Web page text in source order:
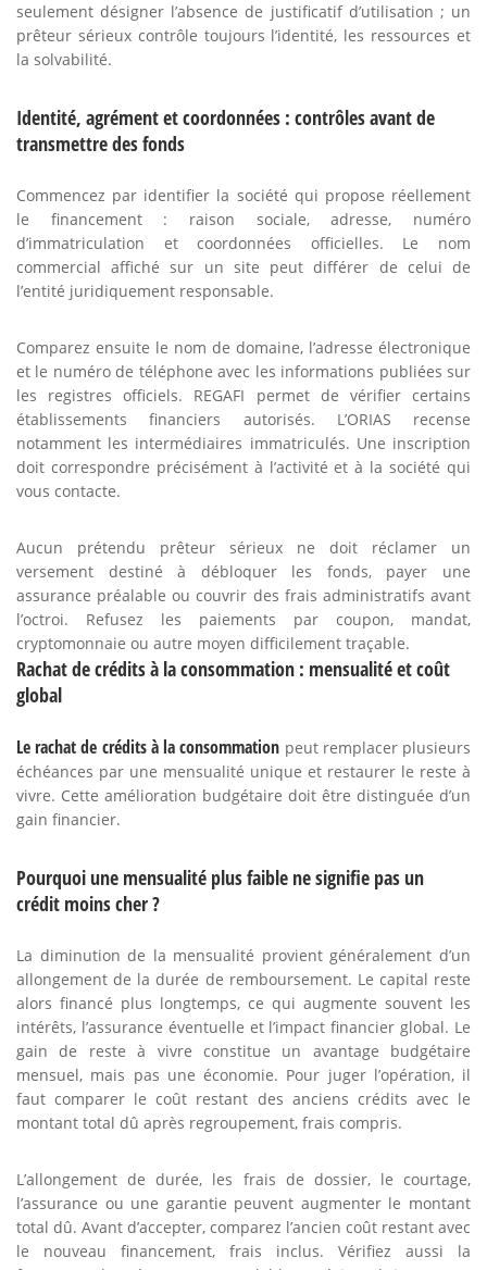
seulement désigner l’absence de justificatif d’utilisation ; un
prêteur sérieux contrôle toujours l’identité, les ressources et
la solvabilité.
Identité, agrément et coordonnées : contrôles avant de
transmettre des fonds
Commencez par identifier la société qui propose réellement
le financement : raison sociale, adresse, numéro
d’immatriculation et coordonnées officielles. Le nom
commercial affiché sur un site peut différer de celui de
l’entité juridiquement responsable.
Comparez ensuite le nom de domaine, l’adresse électronique
et le numéro de téléphone avec les informations publiées sur
les registres officiels. REGAFI permet de vérifier certains
établissements financiers autorisés. L’ORIAS recense
notamment les intermédiaires immatriculés. Une inscription
doit correspondre précisément à l’activité et à la société qui
vous contacte.
Aucun prétendu prêteur sérieux ne doit réclamer un
versement destiné à débloquer les fonds, payer une
assurance préalable ou couvrir des frais administratifs avant
l’octroi. Refusez les paiements par coupon, mandat,
cryptomonnaie ou autre moyen difficilement traçable.
Rachat de crédits à la consommation : mensualité et coût
global
Le rachat de crédits à la consommation peut remplacer plusieurs
échéances par une mensualité unique et restaurer le reste à
vivre. Cette amélioration budgétaire doit être distinguée d’un
gain financier.
Pourquoi une mensualité plus faible ne signifie pas un
crédit moins cher ?
La diminution de la mensualité provient généralement d’un
allongement de la durée de remboursement. Le capital reste
alors financé plus longtemps, ce qui augmente souvent les
intérêts, l’assurance éventuelle et l’impact financier global. Le
gain de reste à vivre constitue un avantage budgétaire
mensuel, mais pas une économie. Pour juger l’opération, il
faut comparer le coût restant des anciens crédits avec le
montant total dû après regroupement, frais compris.
L’allongement de durée, les frais de dossier, le courtage,
l’assurance ou une garantie peuvent augmenter le montant
total dû. Avant d’accepter, comparez l’ancien coût restant avec
le nouveau financement, frais inclus. Vérifiez aussi la